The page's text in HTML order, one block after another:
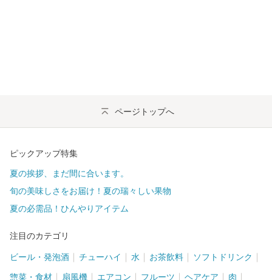
ページトップへ
ピックアップ特集
夏の挨拶、まだ間に合います。
旬の美味しさをお届け！夏の瑞々しい果物
夏の必需品！ひんやりアイテム
注目のカテゴリ
ビール・発泡酒 チューハイ 水 お茶飲料 ソフトドリンク
惣菜・食材 扇風機 エアコン フルーツ ヘアケア 肉